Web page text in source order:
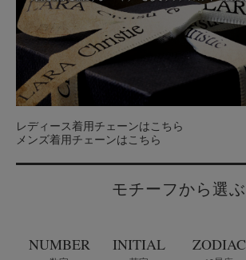
レディース着用チェーンはこちら
メンズ着用チェーンはこちら
モチーフから選ぶ
NUMBER INITIAL ZODIAC